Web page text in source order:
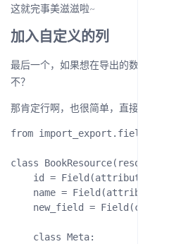
这就完事美滋滋啦~
加入自定义的列
最后一个，如果想在导出的数据中加入
不？
那肯定行啊，也很简单，直接代码：
from import_export.fields
class
id = Field(attribute='id',
name =
new_field =
    class Meta: